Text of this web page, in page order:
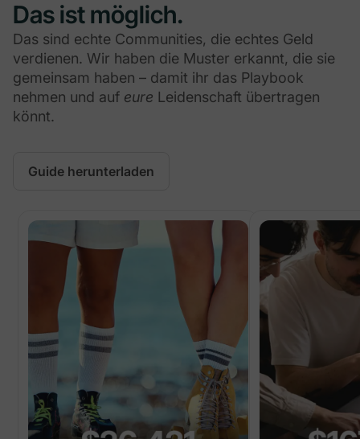
Das ist möglich.
Das sind echte Communities, die echtes Geld
verdienen. Wir haben die Muster erkannt, die sie
gemeinsam haben – damit ihr das Playbook
nehmen und auf eure Leidenschaft übertragen
könnt.
Guide herunterladen